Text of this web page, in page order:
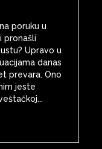
poruku u
pronašli
Upravo u
danas
prevara. Ono
jeste